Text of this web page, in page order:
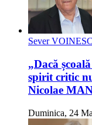
Sever
„Dacă
spirit critic
Nicolae
Duminica, 24